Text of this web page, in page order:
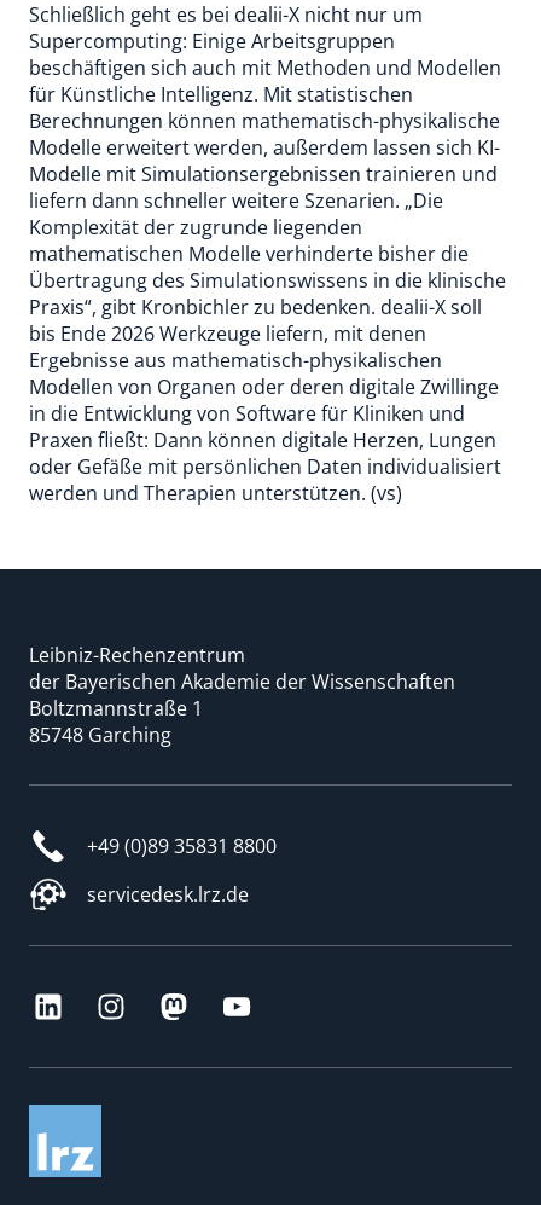
Schließlich geht es bei dealii-X nicht nur um
Supercomputing: Einige Arbeitsgruppen
beschäftigen sich auch mit Methoden und Modellen
für Künstliche Intelligenz. Mit statistischen
Berechnungen können mathematisch-physikalische
Modelle erweitert werden, außerdem lassen sich KI-
Modelle mit Simulationsergebnissen trainieren und
liefern dann schneller weitere Szenarien. „Die
Komplexität der zugrunde liegenden
mathematischen Modelle verhinderte bisher die
Übertragung des Simulationswissens in die klinische
Praxis“, gibt Kronbichler zu bedenken. dealii-X soll
bis Ende 2026 Werkzeuge liefern, mit denen
Ergebnisse aus mathematisch-physikalischen
Modellen von Organen oder deren digitale Zwillinge
in die Entwicklung von Software für Kliniken und
Praxen fließt: Dann können digitale Herzen, Lungen
oder Gefäße mit persönlichen Daten individualisiert
werden und Therapien unterstützen. (vs)
Leibniz-Rechenzentrum
der Bayerischen Akademie der Wissenschaften
Boltzmannstraße 1
85748 Garching
+49 (0)89 35831 8800
servicedesk.lrz.de